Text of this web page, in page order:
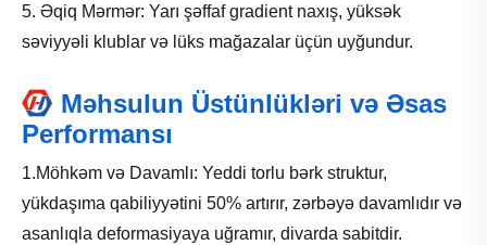
5. Əqiq Mərmər: Yarı şəffaf gradient naxış, yüksək
səviyyəli klublar və lüks mağazalar üçün uyğundur.
Məhsulun Üstünlükləri və Əsas
Performansı
1.Möhkəm və Davamlı: Yeddi torlu bərk struktur,
yükdaşıma qabiliyyətini 50% artırır, zərbəyə davamlıdır və
asanlıqla deformasiyaya uğramır, divarda sabitdir.